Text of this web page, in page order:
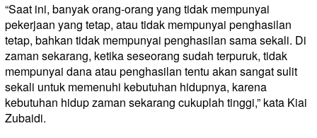
“Saat ini, banyak orang-orang yang tidak mempunyai
pekerjaan yang tetap, atau tidak mempunyai penghasilan
tetap, bahkan tidak mempunyai penghasilan sama sekali. Di
zaman sekarang, ketika seseorang sudah terpuruk, tidak
mempunyai dana atau penghasilan tentu akan sangat sulit
sekali untuk memenuhi kebutuhan hidupnya, karena
kebutuhan hidup zaman sekarang cukuplah tinggi,” kata Kiai
Zubaidi.